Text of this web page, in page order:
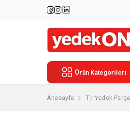
Ürün Kategorileri
Anasayfa Tır Yedek Parça